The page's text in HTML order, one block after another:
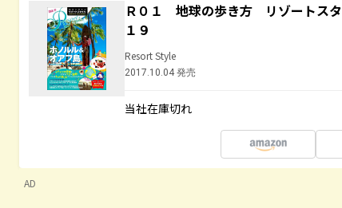
Ｒ０１ 地球の歩き方 リゾートス
１９
Resort Style
2017.10.04 発売
当社在庫切れ
AD